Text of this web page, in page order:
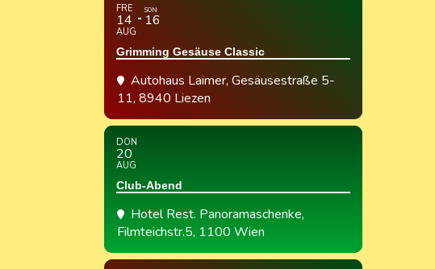
FRE
14
AUG
SON
16
Grimming Gesäuse Classic
Autohaus Laimer, Gesäusestraße 5-
11, 8940 Liezen
DON
20
AUG
Club-Abend
Hotel Rest. Panoramaschenke,
Filmteichstr.5, 1100 Wien